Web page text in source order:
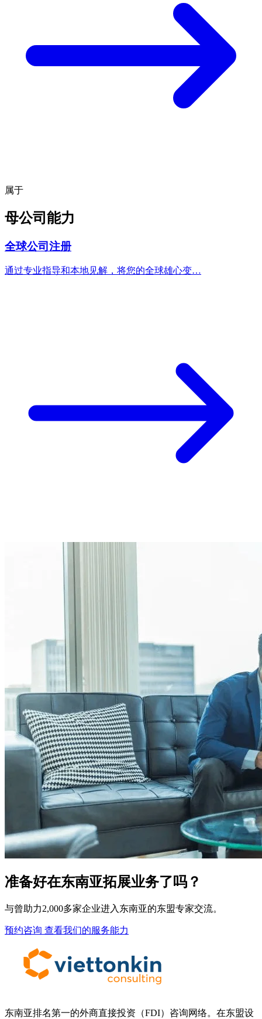
属于
母公司能力
全球公司注册
通过专业指导和本地见解，将您的全球雄心变…
准备好在东南亚拓展业务了吗？
与曾助力2,000多家企业进入东南亚的东盟专家交流。
预约咨询 查看我们的服务能力
东南亚排名第一的外商直接投资（FDI）咨询网络。在东盟设